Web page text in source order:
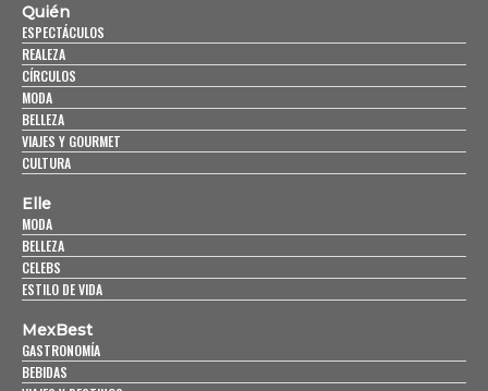
Quién
ESPECTÁCULOS
REALEZA
CÍRCULOS
MODA
BELLEZA
VIAJES Y GOURMET
CULTURA
Elle
MODA
BELLEZA
CELEBS
ESTILO DE VIDA
MexBest
GASTRONOMÍA
BEBIDAS